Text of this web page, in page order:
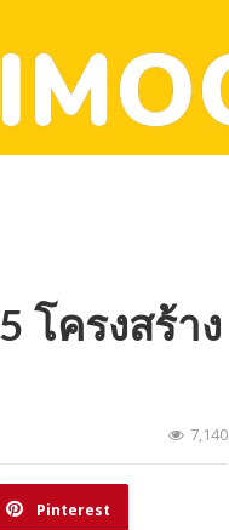
โครงสร้าง
7,140
Pinterest